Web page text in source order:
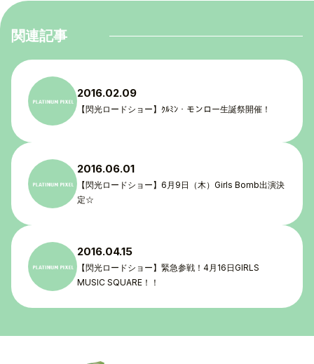
TOP
TOPICS
TALENT
SCHEDULE
MOVIE
AUDITION
RECRUIT
関連記事
2016.02.09
【閃光ロードショー】ｸﾙﾐﾝ・モンロー生誕祭開催！
2016.06.01
【閃光ロードショー】6月9日（木）Girls Bomb出演決
定☆
2016.04.15
【閃光ロードショー】緊急参戦！4月16日GIRLS
MUSIC SQUARE！！